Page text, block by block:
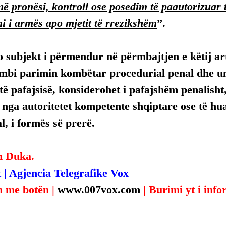
pronësi, kontroll ose posedim të paautorizuar
i armës apo mjetit të rrezikshëm”.
subjekt i përmendur në përmbajtjen e këtij
parimin kombëtar procedurial penal dhe
pafajsisë, konsiderohet i pafajshëm
autoritetet kompetente shqiptare ose të
i formës së prerë.
Duka.
Agjencia Telegrafike Vox
me botën | www.007vox.com | Burimi yt i